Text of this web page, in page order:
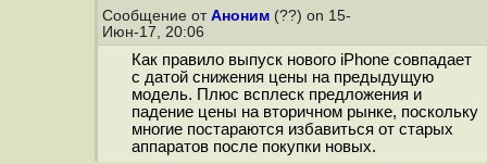
Сообщение от Аноним (??) on 15-
Июн-17, 20:06
Как правило выпуск нового iPhone совпадает
с датой снижения цены на предыдущую
модель. Плюс всплеск предложения и
падение цены на вторичном рынке, поскольку
многие постараются избавиться от старых
аппаратов после покупки новых.